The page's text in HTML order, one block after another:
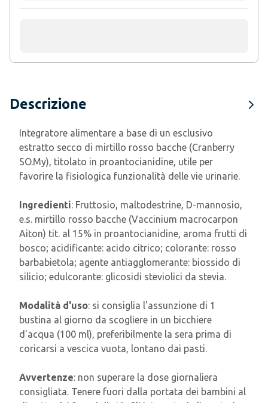
Descrizione
Integratore alimentare a base di un esclusivo
estratto secco di mirtillo rosso bacche (Cranberry
SO.My), titolato in proantocianidine, utile per
favorire la fisiologica funzionalità delle vie urinarie.
Ingredienti: Fruttosio, maltodestrine, D-mannosio,
e.s. mirtillo rosso bacche (Vaccinium macrocarpon
Aiton) tit. al 15% in proantocianidine, aroma frutti di
bosco; acidificante: acido citrico; colorante: rosso
barbabietola; agente antiagglomerante: biossido di
silicio; edulcorante: glicosidi steviolici da stevia.
Modalità d'uso: si consiglia l'assunzione di 1
bustina al giorno da scogliere in un bicchiere
d'acqua (100 ml), preferibilmente la sera prima di
coricarsi a vescica vuota, lontano dai pasti.
Avvertenze: non superare la dose giornaliera
consigliata. Tenere fuori dalla portata dei bambini al